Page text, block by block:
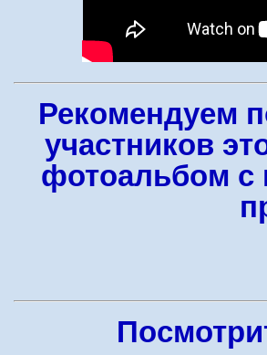
Рекомендуем
участников
фотоальбом с